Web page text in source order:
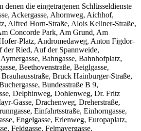
denen die eingetragenen Schlüsseldienste
Ackergasse, Ahornweg, Aichhof,
Alfred Horn-Straße, Alois Kellner-Straße,
Concorde Park, Am Grund, Am
Platz, Andromedaweg, Anton Figdor-
der Ried, Auf der Spannweide,
Bahngasse, Bahnhofplatz,
Beethovenstraße, Beiglgasse,
Bruck Hainburger-Straße,
Bundesstraße B 9,
Delphinweg, Dohlenweg, Dr. Fritz
Gasse, Drachenweg, Dreherstraße,
Einfahrtsstraße, Einhorngasse,
Engelgasse, Erlenweg, Europaplatz,
Feldgasse, Felmayergasse,